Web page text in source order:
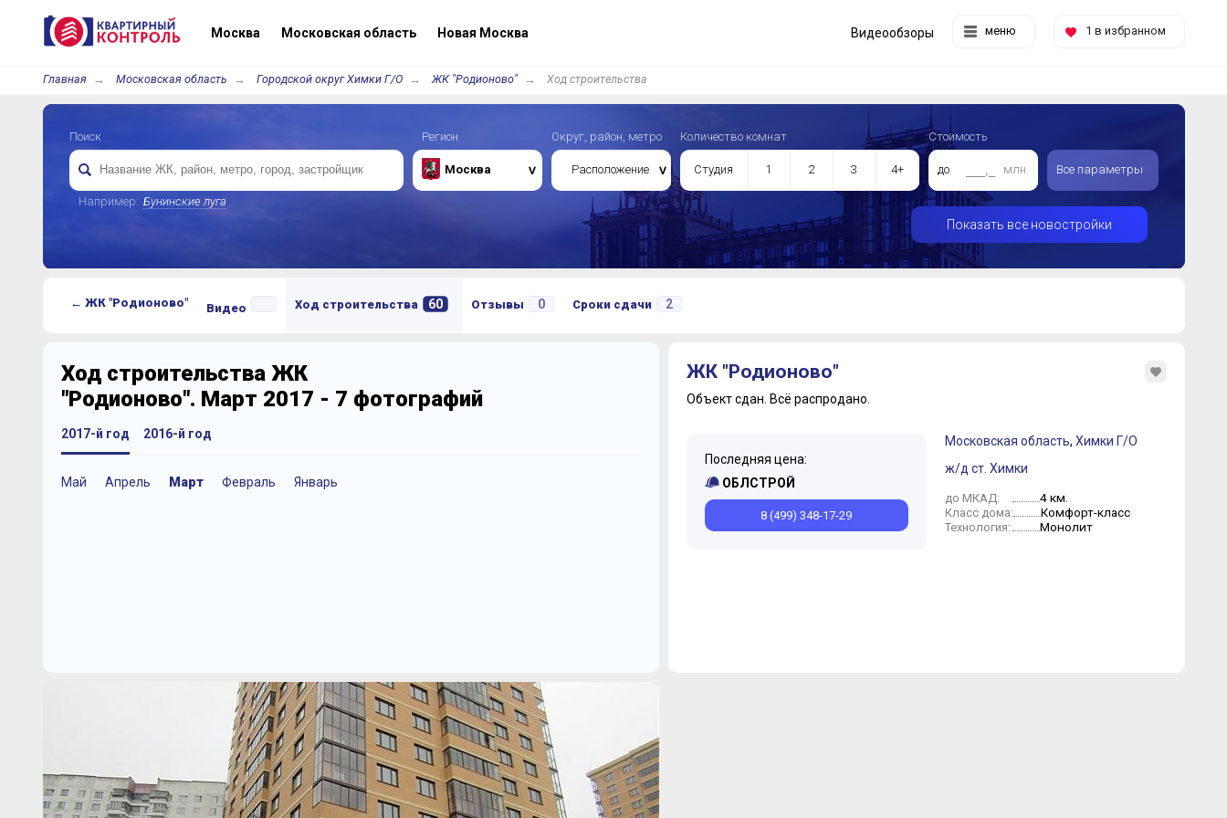
Москва Московская область Новая Москва меню 1 в избранном
Видеообзоры
Главная Московская область Городской округ Химки Г/О ЖК "Родионово" Ход строительства
Поиск
Например: Бунинские луга
Регион
Москва
Округ, район, метро
Расположение
Количество комнат
Студия 1 2 3 4+
Стоимость
до млн. Все параметры
Показать все новостройки
← ЖК "Родионово" Видео Ход строительства 60 Отзывы 0 Сроки сдачи 2
Ход строительства ЖК
"Родионово". Март 2017 - 7 фотографий
2017-й год
Май Апрель Март Февраль Январь
2016-й год
Декабрь Ноябрь
ЖК "Родионово"
Объект сдан. Всё распродано.
Последняя цена:
ОБЛСТРОЙ
8 (499) 348-17-29
Московская область, Химки Г/О
ж/д ст. Химки
до МКАД: 4 км.
Класс дома: Комфорт-класс
Технология: Монолит